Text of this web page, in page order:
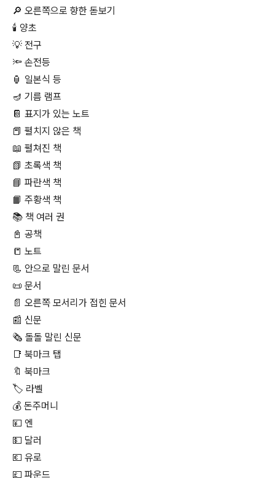
🔎 오른쪽으로 향한 돋보기
🕯 양초
💡 전구
🔦 손전등
🏮 일본식 등
🪔 기름 램프
📔 표지가 있는 노트
📕 펼치지 않은 책
📖 펼쳐진 책
📗 초록색 책
📘 파란색 책
📙 주황색 책
📚 책 여러 권
📓 공책
📒 노트
📃 안으로 말린 문서
📜 문서
📄 오른쪽 모서리가 접힌 문서
📰 신문
🗞 돌돌 말린 신문
📑 북마크 탭
🔖 북마크
🏷 라벨
💰 돈주머니
💴 엔
💵 달러
💶 유로
💷 파운드